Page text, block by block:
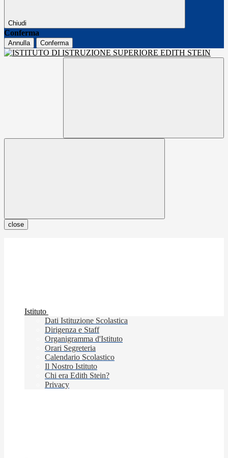
Chiudi
Conferma
Annulla Conferma
close
Istituto
Dati Istituzione Scolastica
Dirigenza e Staff
Organigramma d'Istituto
Orari Segreteria
Calendario Scolastico
Il Nostro Istituto
Chi era Edith Stein?
Privacy